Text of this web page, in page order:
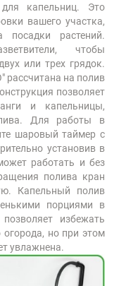
капельниц. Это
вашего участка,
посадки растений.
чтобы
или трех грядок.
рассчитана на полив
позволяет
и капельницы,
Для работы в
шаровый таймер с
установив в
работать и без
полива кран
Капельный полив
порциями в
избежать
но при этом
увлажнена.